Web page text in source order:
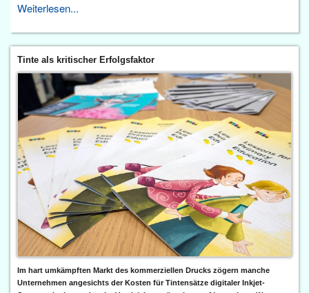
Weiterlesen...
Tinte als kritischer Erfolgsfaktor
Im hart umkämpften Markt des kommerziellen Drucks zögern manche
Unternehmen angesichts der Kosten für Tintensätze digitaler Inkjet-